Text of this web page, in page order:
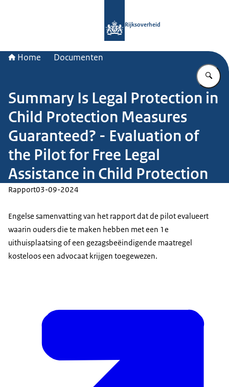
Rijksoverheid
Home Documenten
Summary Is Legal Protection in
Child Protection Measures
Guaranteed? - Evaluation of
the Pilot for Free Legal
Assistance in Child Protection
Rapport03-09-2024
Engelse samenvatting van het rapport dat de pilot evalueert
waarin ouders die te maken hebben met een 1e
uithuisplaatsing of een gezagsbeëindigende maatregel
kosteloos een advocaat krijgen toegewezen.